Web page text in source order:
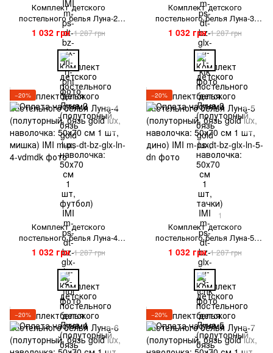
Комплект детского
постельного белья Луна-2
(полуторный, бязь gold lux,
наволочка: 50х70 см 1 шт,
футбол) IMI
1 032 грн 1 287 грн
Комплект детского
постельного белья Луна-3
(полуторный, бязь gold lux,
наволочка: 50х70 см 1 шт,
тачки) IMI
1 032 грн 1 287 грн
−20%
Комплект детского
постельного белья Луна-4
(полуторный, бязь gold lux,
наволочка: 50х70 см 1 шт,
мишка) IMI
1 032 грн 1 287 грн
−20%
1
Комплект детского
постельного белья Луна-5
(полуторный, бязь gold lux,
наволочка: 50х70 см 1 шт,
дино) IMI
1 032 грн 1 287 грн
−20% −20%